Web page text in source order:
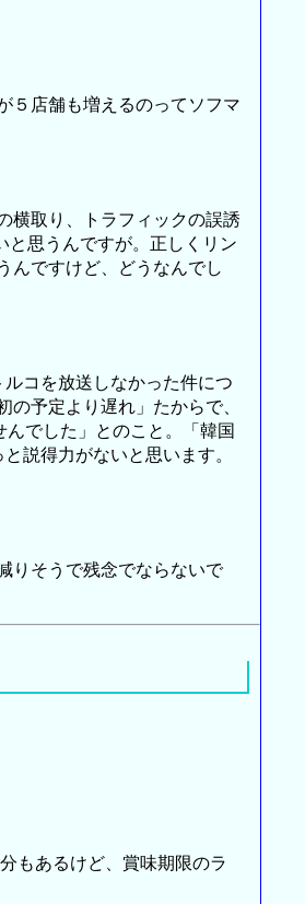
５店舗も増えるのってソフマ
横取り、トラフィックの誤誘
と思うんですが。正しくリン
んですけど、どうなんでし
コを放送しなかった件につ
予定より遅れ」たからで、
でした」とのこと。「韓国
説得力がないと思います。
りそうで残念でならないで
もあるけど、賞味期限のラ